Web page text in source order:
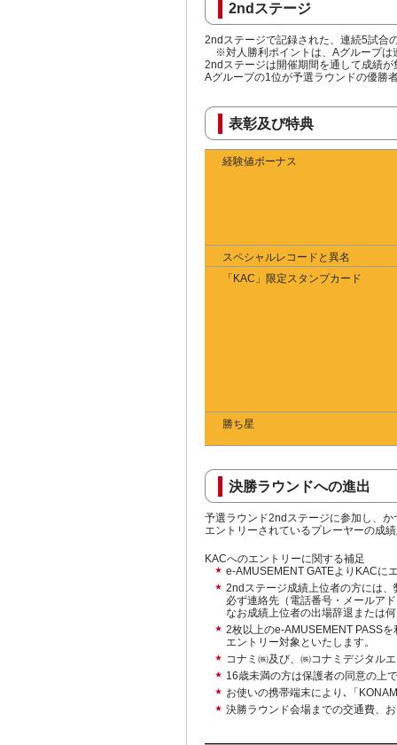
2ndステージ
2ndステージで記録された、連続5試合
※対人勝利ポイントは、Aグループは
2ndステージは開催期間を通して成績
Aグループの1位が予選ラウンドの優勝
表彰及び特典
経験値ボーナス
スペシャルレコードと異名
「KAC」限定スタンプカード
勝ち星
決勝ラウンドへの進出
予選ラウンド2ndステージに参加し、
エントリーされているプレーヤーの成
KACへのエントリーに関する補足
e-AMUSEMENT GATEよりKACに
2ndステージ成績上位者の方には
必ず連絡先（電話番号・メールア
なお成績上位者の出場辞退または
2枚以上のe-AMUSEMENT PASS
エントリー対象といたします。
コナミ㈱及び、㈱コナミデジタル
16歳未満の方は保護者の同意の上
お使いの携帯端末により､「
決勝ラウンド会場までの交通費、